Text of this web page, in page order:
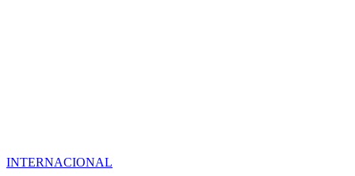
INTERNACIONAL